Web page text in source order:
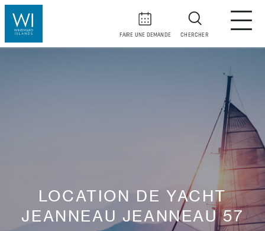
FAIRE UNE DEMANDE CHERCHER
LOCATION DE YACHT
JEANNEAU JEANNEAU 57